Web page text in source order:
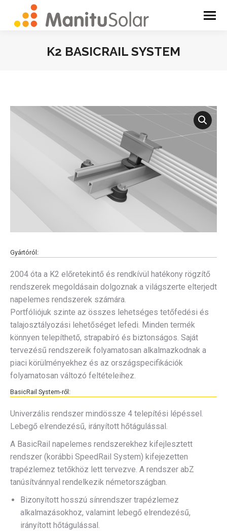
K2 BASICRAIL SYSTEM
Gyártóról:
2004 óta a K2 előretekintő és rendkívül hatékony rögzítő
rendszerek megoldásain dolgoznak a világszerte elterjedt
napelemes rendszerek számára.
Portfóliójuk szinte az összes lehetséges tetőfedési és
talajosztályozási lehetőséget lefedi. Minden termék
könnyen telepíthető, strapabíró és biztonságos. Saját
tervezésű rendszereik folyamatosan alkalmazkodnak a
piaci körülményekhez és az országspecifikációk
folyamatosan változó feltételeihez.
BasicRail System-ről:
Univerzális rendszer mindössze 4 telepítési lépéssel.
Lebegő elrendezésű, irányított hőtágulással.
A BasicRail napelemes rendszerekhez kifejlesztett
rendszer (korábbi SpeedRail System) kifejezetten
trapézlemez tetőkhöz lett tervezve. A rendszer abZ
tanúsítvánnyal rendelkezik németországban.
Bizonyított hosszú sínrendszer trapézlemez
alkalmazásokhoz, valamint lebegő elrendezésű,
irányított hőtágulással.